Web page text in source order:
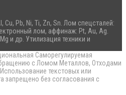
Pb, Ni, Ti, Zn, Sn. Лом спецсталей:
лом, аффинаж: Pt, Au, Ag.
и др. Утилизация техники и
Саморегулируемая
с Ломом Металлов, Отходами
текстовых или
запрещено без согласования с